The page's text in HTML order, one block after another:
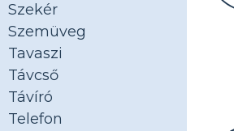
Szekér
Szemüveg
Tavaszi
Távcső
Távíró
Telefon